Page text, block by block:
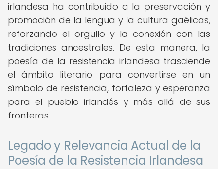
irlandesa ha contribuido a la preservación y
promoción de la lengua y la cultura gaélicas,
reforzando el orgullo y la conexión con las
tradiciones ancestrales. De esta manera, la
poesía de la resistencia irlandesa trasciende
el ámbito literario para convertirse en un
símbolo de resistencia, fortaleza y esperanza
para el pueblo irlandés y más allá de sus
fronteras.
Legado y Relevancia Actual de la
Poesía de la Resistencia Irlandesa